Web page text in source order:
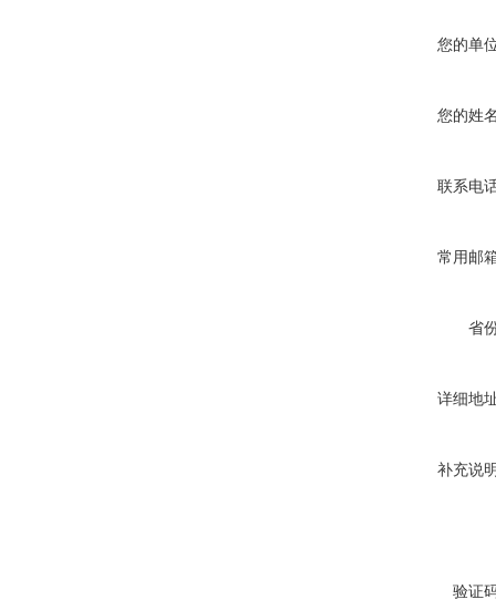
您的单
您的姓
联系电
常用邮
省
详细地
补充说
验证